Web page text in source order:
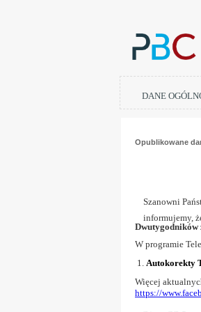
DANE
Opublikowane
informujemy,
Dwutygodników
W programie
1. Autokorekty
Więcej
https://